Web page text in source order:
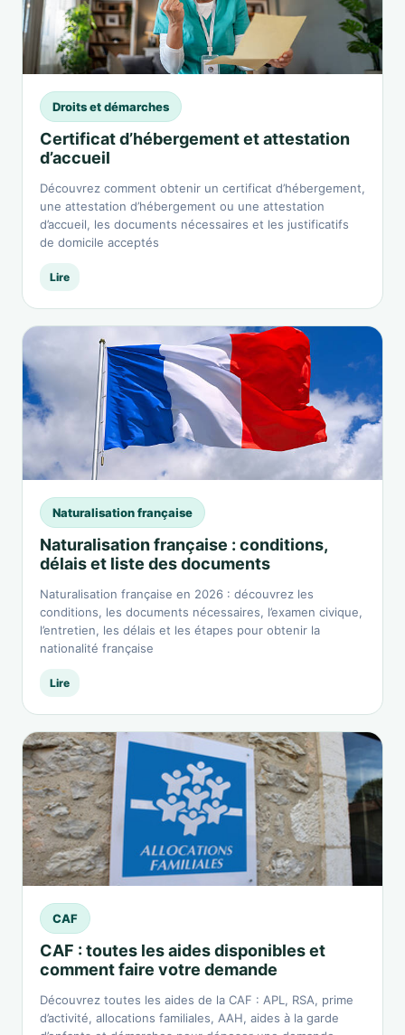
Droits et démarches
Certificat d’hébergement et attestation
d’accueil
Découvrez comment obtenir un certificat d’hébergement,
une attestation d’hébergement ou une attestation
d’accueil, les documents nécessaires et les justificatifs
de domicile acceptés
Lire
Naturalisation française
Naturalisation française : conditions,
délais et liste des documents
Naturalisation française en 2026 : découvrez les
conditions, les documents nécessaires, l’examen civique,
l’entretien, les délais et les étapes pour obtenir la
nationalité française
Lire
CAF
CAF : toutes les aides disponibles et
comment faire votre demande
Découvrez toutes les aides de la CAF : APL, RSA, prime
d’activité, allocations familiales, AAH, aides à la garde